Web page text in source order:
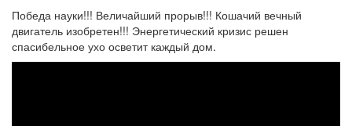
Победа науки!!! Величайший прорыв!!! Кошачий вечный
двигатель изобретен!!! Энергетический кризис решен
спасибельное ухо осветит каждый дом.